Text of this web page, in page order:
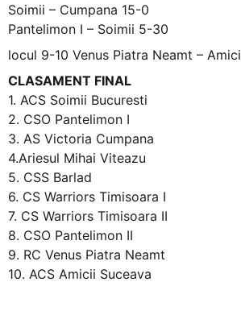
Soimii – Cumpana 15-0
Pantelimon I – Soimii 5-30
locul 9-10 Venus Piatra Neamt –
CLASAMENT FINAL
1. ACS Soimii Bucuresti
2. CSO Pantelimon I
3. AS Victoria Cumpana
4.Ariesul Mihai Viteazu
5. CSS Barlad
6. CS Warriors Timisoara I
7. CS Warriors Timisoara II
8. CSO Pantelimon II
9. RC Venus Piatra Neamt
10. ACS Amicii Suceava